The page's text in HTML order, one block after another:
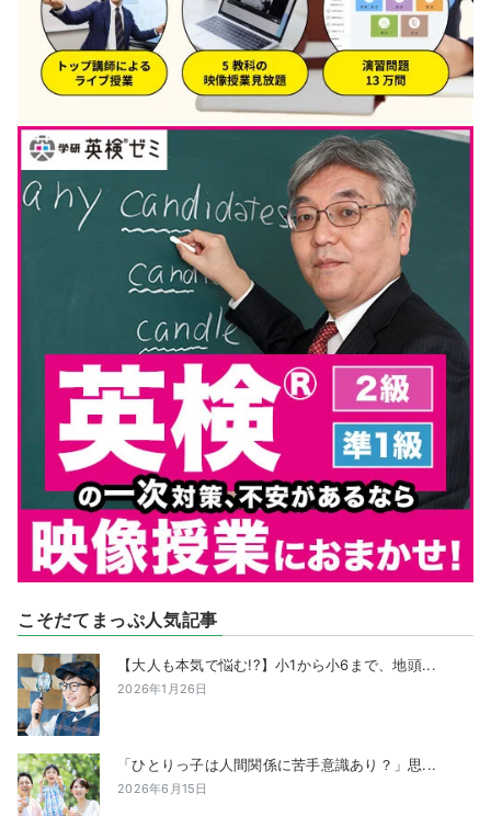
こそだてまっぷ人気記事
【大人も本気で悩む!?】小1から小6まで、地頭...
2026年1月26日
「ひとりっ子は人間関係に苦手意識あり？」思...
2026年6月15日